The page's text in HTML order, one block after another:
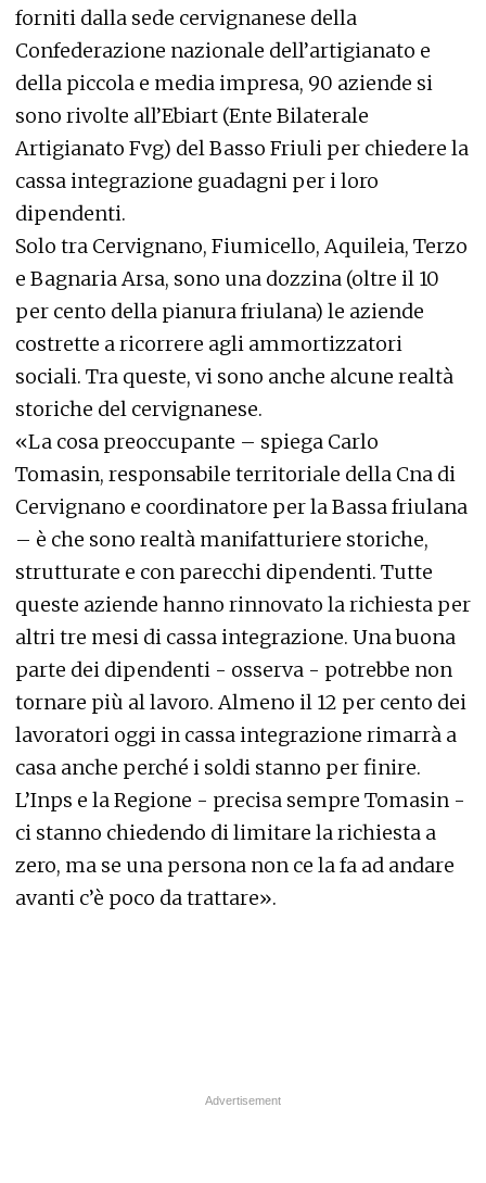
forniti dalla sede cervignanese della
Confederazione nazionale dell’artigianato e
della piccola e media impresa, 90 aziende si
sono rivolte all’Ebiart (Ente Bilaterale
Artigianato Fvg) del Basso Friuli per chiedere la
cassa integrazione guadagni per i loro
dipendenti.
Solo tra Cervignano, Fiumicello, Aquileia, Terzo
e Bagnaria Arsa, sono una dozzina (oltre il 10
per cento della pianura friulana) le aziende
costrette a ricorrere agli ammortizzatori
sociali. Tra queste, vi sono anche alcune realtà
storiche del cervignanese.
«La cosa preoccupante – spiega Carlo
Tomasin, responsabile territoriale della Cna di
Cervignano e coordinatore per la Bassa friulana
– è che sono realtà manifatturiere storiche,
strutturate e con parecchi dipendenti. Tutte
queste aziende hanno rinnovato la richiesta per
altri tre mesi di cassa integrazione. Una buona
parte dei dipendenti - osserva - potrebbe non
tornare più al lavoro. Almeno il 12 per cento dei
lavoratori oggi in cassa integrazione rimarrà a
casa anche perché i soldi stanno per finire.
L’Inps e la Regione - precisa sempre Tomasin -
ci stanno chiedendo di limitare la richiesta a
zero, ma se una persona non ce la fa ad andare
avanti c’è poco da trattare».